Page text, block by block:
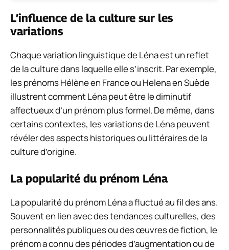
L’influence de la culture sur les
variations
Chaque variation linguistique de Léna est un reflet
de la culture dans laquelle elle s’inscrit. Par exemple,
les prénoms Hélène en France ou Helena en Suède
illustrent comment Léna peut être le diminutif
affectueux d’un prénom plus formel. De même, dans
certains contextes, les variations de Léna peuvent
révéler des aspects historiques ou littéraires de la
culture d’origine.
La popularité du prénom Léna
La popularité du prénom Léna a fluctué au fil des ans.
Souvent en lien avec des tendances culturelles, des
personnalités publiques ou des œuvres de fiction, le
prénom a connu des périodes d’augmentation ou de